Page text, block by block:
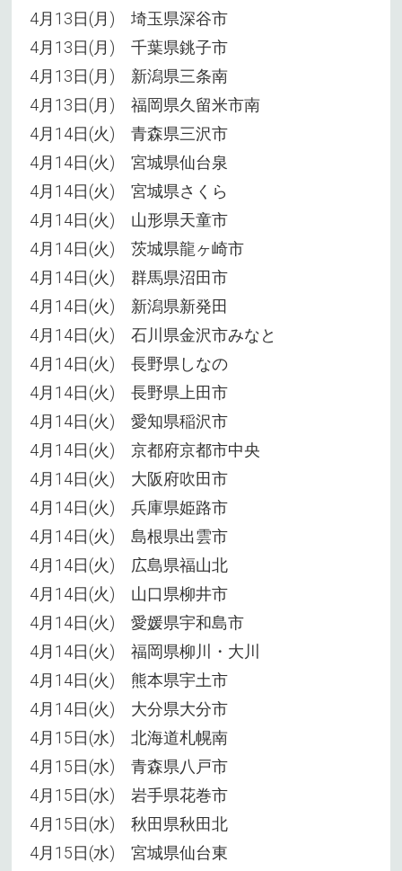
4月13日(月) 埼玉県深谷市
4月13日(月) 千葉県銚子市
4月13日(月) 新潟県三条南
4月13日(月) 福岡県久留米市南
4月14日(火) 青森県三沢市
4月14日(火) 宮城県仙台泉
4月14日(火) 宮城県さくら
4月14日(火) 山形県天童市
4月14日(火) 茨城県龍ヶ崎市
4月14日(火) 群馬県沼田市
4月14日(火) 新潟県新発田
4月14日(火) 石川県金沢市みなと
4月14日(火) 長野県しなの
4月14日(火) 長野県上田市
4月14日(火) 愛知県稲沢市
4月14日(火) 京都府京都市中央
4月14日(火) 大阪府吹田市
4月14日(火) 兵庫県姫路市
4月14日(火) 島根県出雲市
4月14日(火) 広島県福山北
4月14日(火) 山口県柳井市
4月14日(火) 愛媛県宇和島市
4月14日(火) 福岡県柳川・大川
4月14日(火) 熊本県宇土市
4月14日(火) 大分県大分市
4月15日(水) 北海道札幌南
4月15日(水) 青森県八戸市
4月15日(水) 岩手県花巻市
4月15日(水) 秋田県秋田北
4月15日(水) 宮城県仙台東